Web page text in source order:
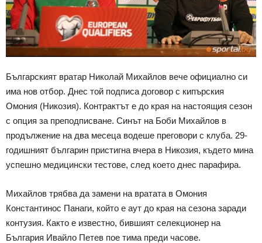
Българският вратар Николай Михайлов вече официално си
има нов отбор. Днес той подписа договор с кипърския
Омония (Никозия). Контрактът е до края на настоящия сезон
с опция за преподписване. Синът на Боби Михайлов в
продължение на два месеца водеше преговори с клуба. 29-
годишният българин пристигна вчера в Никозия, където мина
успешно медицински тестове, след което днес парафира.
Михайлов трябва да замени на вратата в Омония
Константинос Панаги, който е аут до края на сезона заради
контузия. Както е известно, бившият селекционер на
България Ивайло Петев пое тима преди часове.